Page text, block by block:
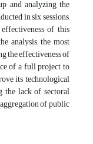
and analyzing the
in six sessions,
of this
analysis, the most
the effectiveness of
of a full project to
its technological
the lack of sectoral
of public